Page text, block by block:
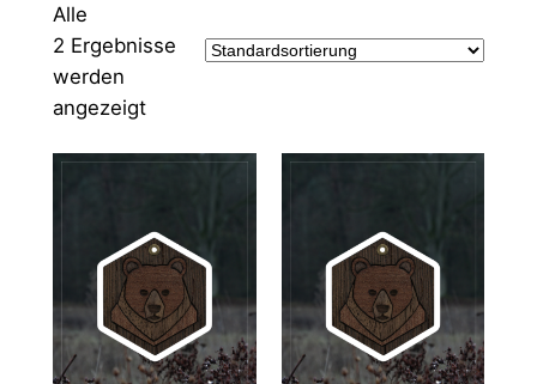
Alle
2 Ergebnisse
werden
angezeigt